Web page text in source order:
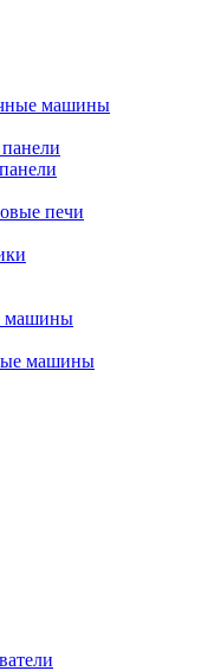
машины
печи
машины
машины